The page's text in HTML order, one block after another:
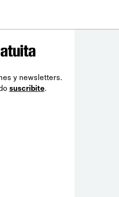
y newsletters.
suscribite.